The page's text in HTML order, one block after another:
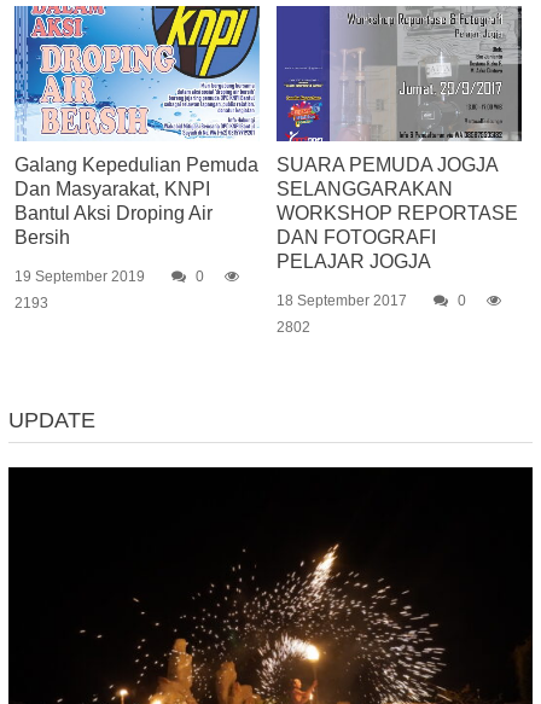
Galang Kepedulian Pemuda
Dan Masyarakat, KNPI
Bantul Aksi Droping Air
Bersih
19 September 2019
0
2193
SUARA PEMUDA JOGJA
SELANGGARAKAN
WORKSHOP REPORTASE
DAN FOTOGRAFI
PELAJAR JOGJA
18 September 2017
0
2802
UPDATE